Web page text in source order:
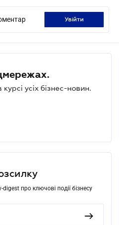
увійти
усіх бізнес-новин.
про ключові події бізнесу